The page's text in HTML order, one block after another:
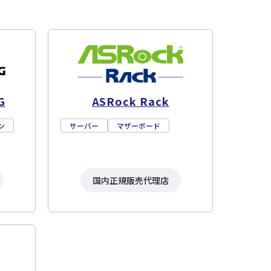
ASRock Rack
サーバー マザーボード
国内正規販売代理店